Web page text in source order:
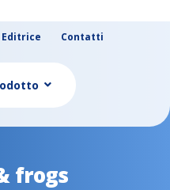
Editrice Contatti
frogs